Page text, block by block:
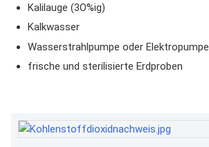
Kalilauge (3O%ig)
Kalkwasser
Wasserstrahlpumpe oder Elektropumpe
frische und sterilisierte Erdproben